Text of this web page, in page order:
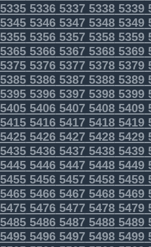
5336533753385339
5346534753485349
5356535753585359
5366536753685369
5376537753785379
5386538753885389
5396539753985399
5406540754085409
5416541754185419
5426542754285429
5436543754385439
5446544754485449
5456545754585459
5466546754685469
5476547754785479
5486548754885489
5496549754985499